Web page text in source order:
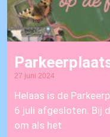
27 juni 2024
Helaas is de
6 juli afgesloten. Bij
om als het